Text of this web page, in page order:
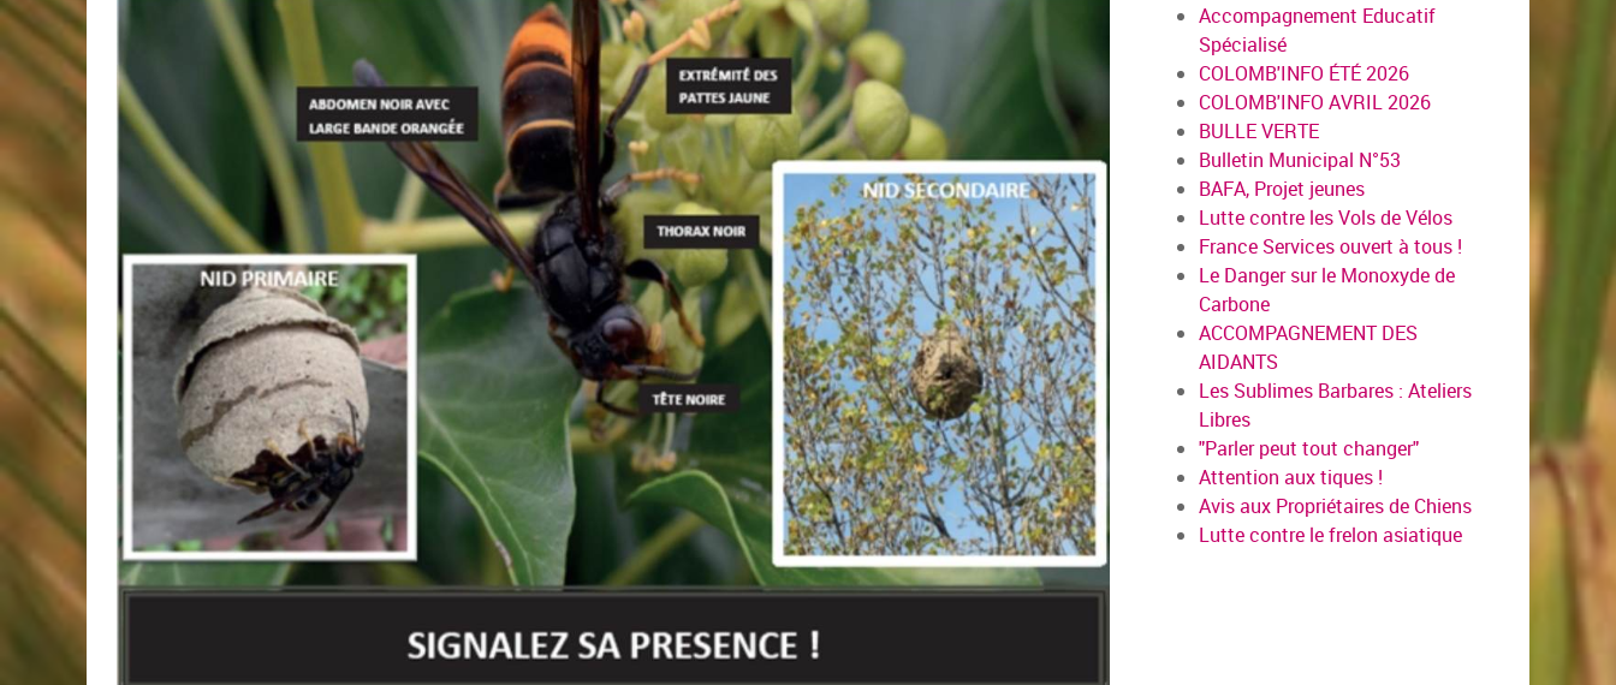
Accompagnement Educatif
Spécialisé
COLOMB'INFO ÉTÉ 2026
COLOMB'INFO AVRIL 2026
BULLE VERTE
Bulletin Municipal N°53
BAFA, Projet jeunes
Lutte contre les Vols de Vélos
France Services ouvert à tous !
Le Danger sur le Monoxyde de
Carbone
ACCOMPAGNEMENT DES
AIDANTS
Les Sublimes Barbares : Ateliers
Libres
"Parler peut tout changer"
Attention aux tiques !
Avis aux Propriétaires de Chiens
Lutte contre le frelon asiatique